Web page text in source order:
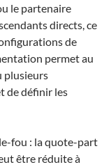
le partenaire
directs, ce
de
permet au
plusieurs
de définir les
fou : la quote-part
être réduite à